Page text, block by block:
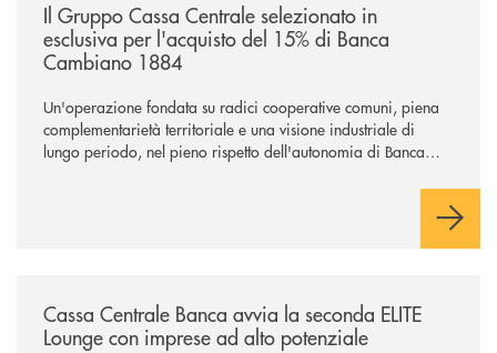
Il Gruppo Cassa Centrale selezionato in
esclusiva per l'acquisto del 15% di Banca
Cambiano 1884
Un'operazione fondata su radici cooperative comuni, piena
complementarietà territoriale e una visione industriale di
lungo periodo, nel pieno rispetto dell'autonomia di Banca
negoziazione esclusiva per la finalizzazione dell’operazione.
Cassa Centrale Banca avvia la seconda ELITE
Lounge con imprese ad alto potenziale